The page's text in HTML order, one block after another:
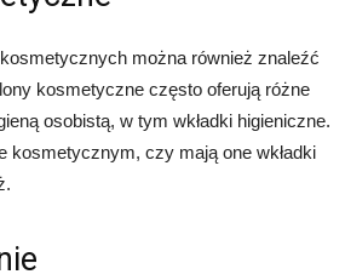
można również znaleźć
kosmetyczne często oferują różne
osobistą, w tym wkładki higieniczne.
kosmetycznym, czy mają one wkładki